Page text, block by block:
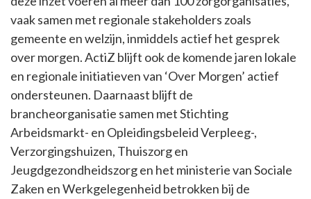
vaak samen met regionale stakeholders zoals
gemeente en welzijn, inmiddels actief het gesprek
over morgen. ActiZ blijft ook de komende jaren lokale
en regionale initiatieven van ‘Over Morgen’ actief
ondersteunen. Daarnaast blijft de
brancheorganisatie samen met Stichting
Arbeidsmarkt- en Opleidingsbeleid Verpleeg-,
Verzorgingshuizen, Thuiszorg en
Jeugdgezondheidszorg en het ministerie van Sociale
Zaken en Werkgelegenheid betrokken bij de